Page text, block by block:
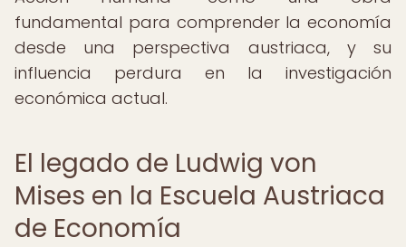
fundamental para comprender la economía
desde una perspectiva austriaca, y su
influencia perdura en la investigación
económica actual.
El legado de Ludwig von
Mises en la Escuela Austriaca
de Economía